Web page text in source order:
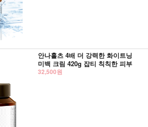
안나홀츠 4배 더 강력한 화이트닝
미백 크림 420g 잡티 칙칙한 피부
32,500원